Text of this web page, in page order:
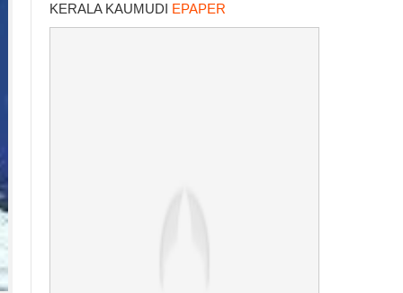
KERALA KAUMUDI EPAPER